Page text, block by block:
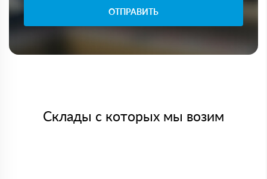
ОТПРАВИТЬ
Склады с которых мы возим